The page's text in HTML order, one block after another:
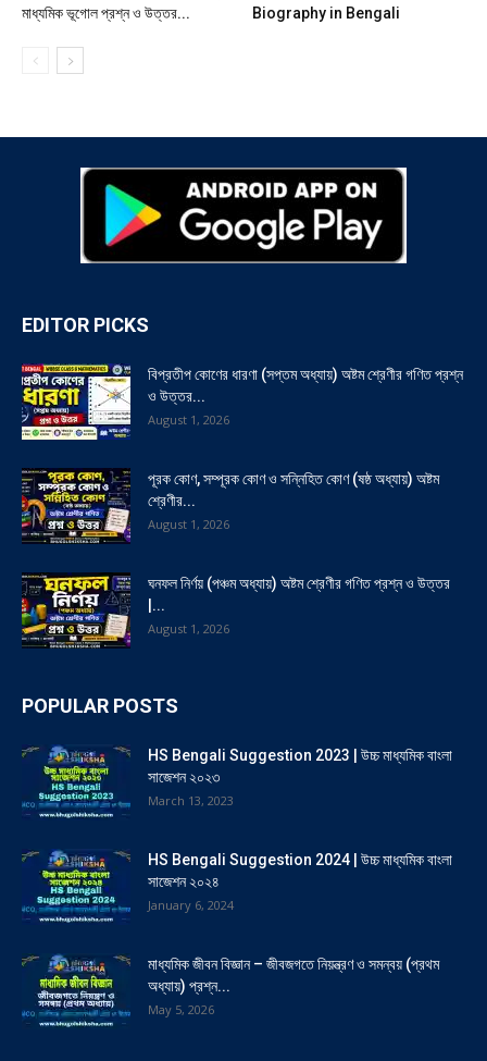
মাধ্যমিক ভূগোল প্রশ্ন ও উত্তর...
Biography in Bengali
EDITOR PICKS
বিপ্রতীপ কোণের ধারণা (সপ্তম অধ্যায়) অষ্টম শ্রেণীর গণিত প্রশ্ন
ও উত্তর...
August 1, 2026
পূরক কোণ, সম্পূরক কোণ ও সন্নিহিত কোণ (ষষ্ঠ অধ্যায়) অষ্টম
শ্রেণীর...
August 1, 2026
ঘনফল নির্ণয় (পঞ্চম অধ্যায়) অষ্টম শ্রেণীর গণিত প্রশ্ন ও উত্তর
|...
August 1, 2026
POPULAR POSTS
HS Bengali Suggestion 2023 | উচ্চ মাধ্যমিক বাংলা
সাজেশন ২০২৩
March 13, 2023
HS Bengali Suggestion 2024 | উচ্চ মাধ্যমিক বাংলা
সাজেশন ২০২৪
January 6, 2024
মাধ্যমিক জীবন বিজ্ঞান – জীবজগতে নিয়ন্ত্রণ ও সমন্বয় (প্রথম
অধ্যায়) প্রশ্ন...
May 5, 2026